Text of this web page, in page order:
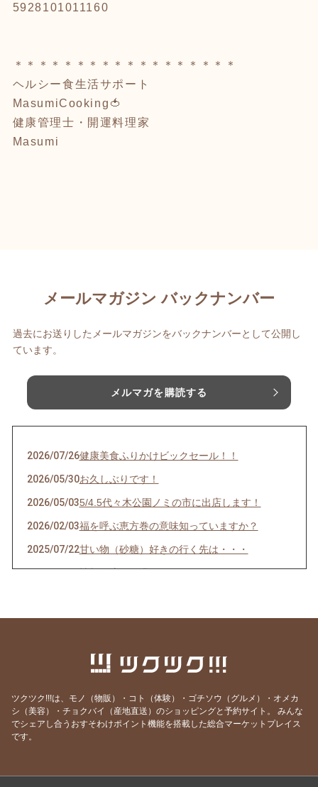
5928101011160
＊＊＊＊＊＊＊＊＊＊＊＊＊＊＊＊＊＊
ヘルシー食生活サポート
MasumiCooking🍅
健康管理士・開運料理家
Masumi
メールマガジン バックナンバー
過去にお送りしたメールマガジンをバックナンバーとして公開し
ています。
メルマガを購読する
2026/07/26健康美食ふりかけビックセール！！
2026/05/30お久しぶりです！
2026/05/035/4.5代々木公園ノミの市に出店します！
2026/02/03福を呼ぶ恵方巻の意味知っていますか？
2025/07/22甘い物（砂糖）好きの行く先は・・・
2025/06/02情報に流され過ぎない脳へ
酵素ドリンクやサプリを摂るその前に・・・
2025/04/08
高級車になりたい？軽トラックになりたい？食
事はガソリンと同じ！
ツクツク!!!は、モノ（物販）・コト（体験）・ゴチソウ（グルメ）・オメカ
シ（美容）・チョクバイ（産地直送）のショッピングと予約サイト。
みんな
でシェアし合うおすそわけポイント機能を搭載した総合マーケットプレイス
です。